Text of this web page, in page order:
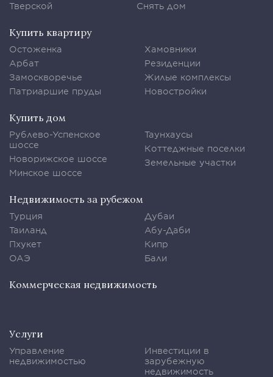
Тверской
Снять дом
Купить квартиру
Остоженка
Арбат
Замоскворечье
Патриаршие пруды
Хамовники
Резиденции
Жилые комплексы
Новостройки
Купить дом
Рублево-Успенское
шоссе
Новорижское шоссе
Минское шоссе
Таунхаусы
Коттеджные поселки
Земельные участки
Недвижимость за рубежом
Турция
Таиланд
Пхукет
ОАЭ
Дубаи
Абу-Даби
Кипр
Бали
Коммерческая недвижимость
Услуги
Управление
недвижимостью
Инвестиции в
зарубежную
недвижимость